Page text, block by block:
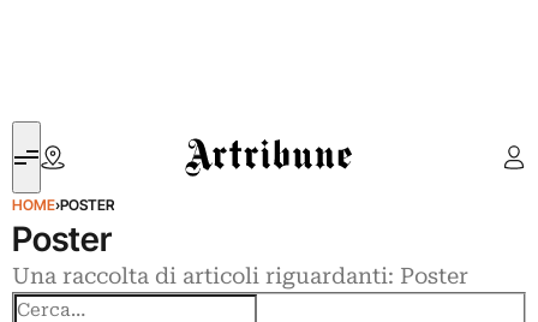
Artribune
HOME›POSTER
Poster
Una raccolta di articoli riguardanti: Poster